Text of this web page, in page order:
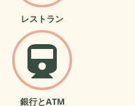
レストラン
銀行とATM